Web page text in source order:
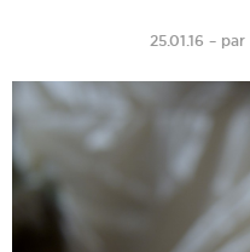
25.01.16 – par